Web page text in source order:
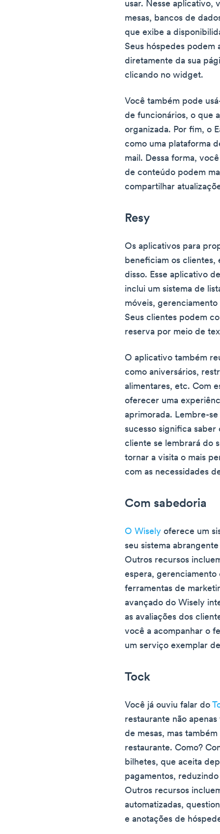
usar. Nesse aplicativo,
mesas, bancos de
que exibe a
Seus hóspedes podem
diretamente da sua
clicando no widget.
Você também pode
de funcionários, o que
organizada. Por fim, o
como uma plataforma
mail. Dessa forma,
de conteúdo podem
compartilhar
Resy
Os aplicativos para
beneficiam os clientes,
disso. Esse aplicativo
inclui um sistema de
móveis,
Seus clientes podem
reserva por meio de
O aplicativo também
como aniversários,
alimentares, etc. Com
oferecer uma
aprimorada. Lembre-
sucesso significa
cliente se lembrará do
tornar a visita o mais
com as necessidades
Com sabedoria
O Wisely oferece um
seu sistema
Outros recursos
espera, gerenciamento
ferramentas de
avançado do Wisely
as avaliações dos
você a acompanhar o
um serviço exemplar
Tock
Você já ouviu falar do
restaurante não
de mesas, mas
restaurante. Como?
bilhetes, que aceita
pagamentos,
Outros recursos
automatizadas,
e anotações de